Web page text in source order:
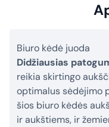
Biuro kėdė juoda
Didžiausias
reikia skirtingo
optimalus sėdėjimo
šios biuro kėdės
ir aukštiems, ir